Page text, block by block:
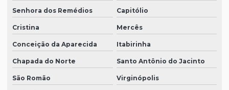
Senhora dos Remédios Capitólio
Cristina Mercês
Conceição da Aparecida Itabirinha
Chapada do Norte Santo Antônio do Jacinto
São Romão Virginópolis